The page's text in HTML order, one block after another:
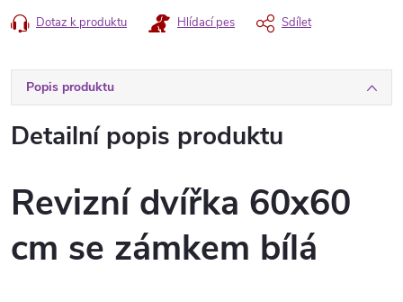
Dotaz k produktu Hlídací pes Sdílet
Popis produktu
Detailní popis produktu
Revizní dvířka 60x60
cm se zámkem bílá